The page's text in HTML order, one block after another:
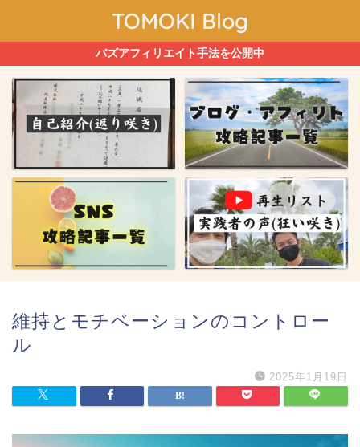
TOMOKI Blog
バズアフィリエイト手法を公開中
維持とモチベーションのコントロー
ル
2025年1月19日